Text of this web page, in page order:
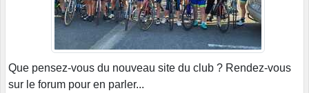
Que pensez-vous du nouveau site du club ? Rendez-vous
sur le forum pour en parler...